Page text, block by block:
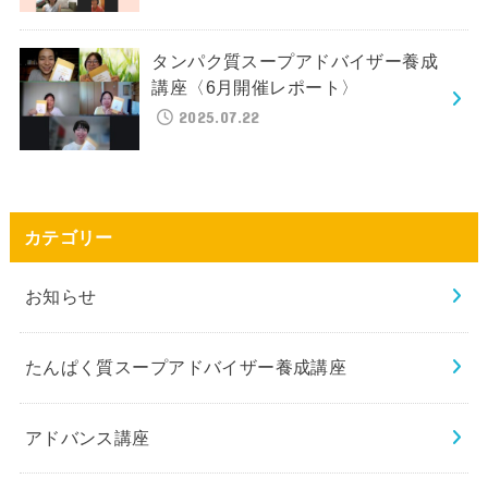
タンパク質スープアドバイザー養成
講座〈6月開催レポート〉
2025.07.22
カテゴリー
お知らせ
たんぱく質スープアドバイザー養成講座
アドバンス講座